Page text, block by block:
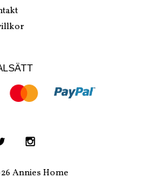
Annies Home